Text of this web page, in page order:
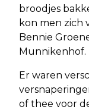
broodjes
kon men zich
Bennie
Munnikenhof.
Er waren
of thee voor